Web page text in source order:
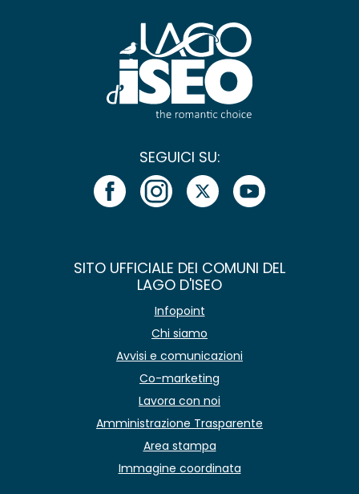
SEGUICI SU:
SITO UFFICIALE DEI COMUNI DEL
LAGO D'ISEO
Infopoint
Chi siamo
Avvisi e comunicazioni
Co-marketing
Lavora con noi
Amministrazione Trasparente
Area stampa
Immagine coordinata